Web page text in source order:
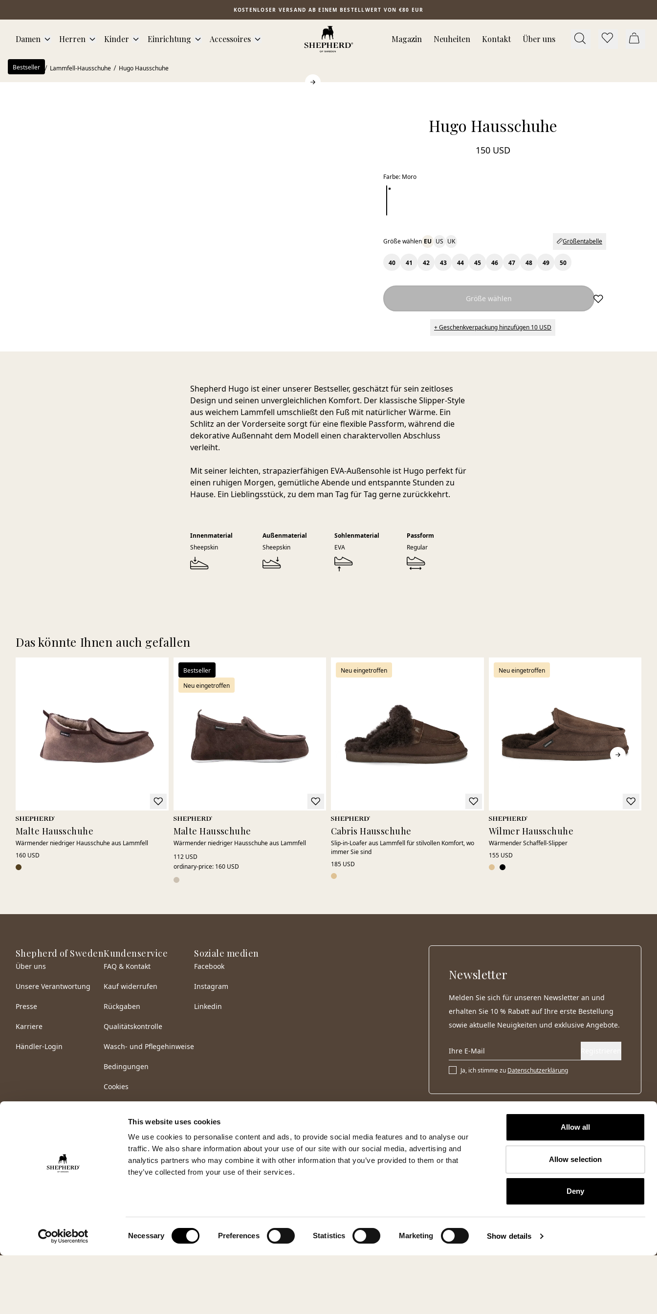
This website uses cookies
We use cookies to personalise content and ads, to provide social media features and to analyse our
traffic. We also share information about your use of our site with our social media, advertising and
analytics partners who may combine it with other information that you’ve provided to them or that
they’ve collected from your use of their services.
Necessary Preferences Statistics Marketing Show details
Allow all
Allow selection
Deny
KOSTENLOSER VERSAND AB EINEM BESTELLWERT VON €80 EUR
Damen Herren Kinder Einrichtung Accessoires Magazin Neuheiten Kontakt Über uns
Startseite Lammfell-Hausschuhe Hugo Hausschuhe
Bestseller
Hugo Hausschuhe
150 USD
Farbe: Moro
Größe wählen EU US UK Größentabelle
40 41 42 43 44 45 46 47 48 49 50
Größe wählen
+ Geschenkverpackung hinzufügen 10 USD
Shepherd Hugo ist einer unserer Bestseller, geschätzt für sein zeitloses
Design und seinen unvergleichlichen Komfort. Der klassische Slipper-Style
aus weichem Lammfell umschließt den Fuß mit natürlicher Wärme. Ein
Schlitz an der Vorderseite sorgt für eine flexible Passform, während die
dekorative Außennaht dem Modell einen charaktervollen Abschluss
verleiht.
Mit seiner leichten, strapazierfähigen EVA-Außensohle ist Hugo perfekt für
einen ruhigen Morgen, gemütliche Abende und entspannte Stunden zu
Hause. Ein Lieblingsstück, zu dem man Tag für Tag gerne zurückkehrt.
Innenmaterial
Sheepskin
Außenmaterial
Sheepskin
Sohlenmaterial
EVA
Passform
Regular
Das könnte Ihnen auch gefallen
Malte Hausschuhe
Wärmender niedriger Hausschuhe aus Lammfell
160 USD
Bestseller
Neu eingetroffen
Malte Hausschuhe
Wärmender niedriger Hausschuhe aus Lammfell
112 USD
ordinary-price: 160 USD
Neu eingetroffen
Cabris Hausschuhe
Slip-in-Loafer aus Lammfell für stilvollen Komfort, wo
immer Sie sind
185 USD
Neu eingetroffen
Wilmer Hausschuhe
Wärmender Schaffell-Slipper
155 USD
Shepherd of Sweden
Über uns
Unsere Verantwortung
Presse
Karriere
Händler-Login
Kundenservice
FAQ & Kontakt
Kauf widerrufen
Rückgaben
Qualitätskontrolle
Wasch- und Pflegehinweise
Bedingungen
Cookies
Soziale medien
Facebook
Instagram
Linkedin
Newsletter
Melden Sie sich für unseren Newsletter an und
erhalten Sie 10 % Rabatt auf Ihre erste Bestellung
sowie aktuelle Neuigkeiten und exklusive Angebote.
Ja, ich stimme zu Datenschutzerklärung
© 2026 Shepherd of Sweden